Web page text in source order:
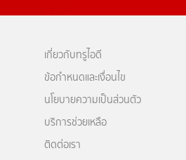
เกี่ยวกับทรูไอดี
ข้อกำหนดและเงื่อนไข
นโยบายความเป็นส่วนตัว
บริการช่วยเหลือ
ติดต่อเรา